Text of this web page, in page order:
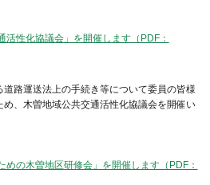
活性化協議会」を開催します（PDF：
路運送法上の手続き等について委員の皆様
、木曽地域公共交通活性化協議会を開催い
めの木曽地区研修会」を開催します（PDF：